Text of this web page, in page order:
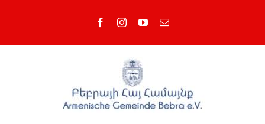
FacebookInstagramYouTubeEmail